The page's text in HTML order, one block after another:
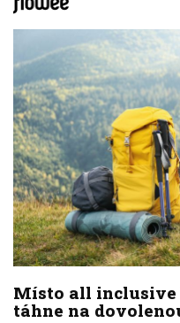
Místo all inclusive
táhne na